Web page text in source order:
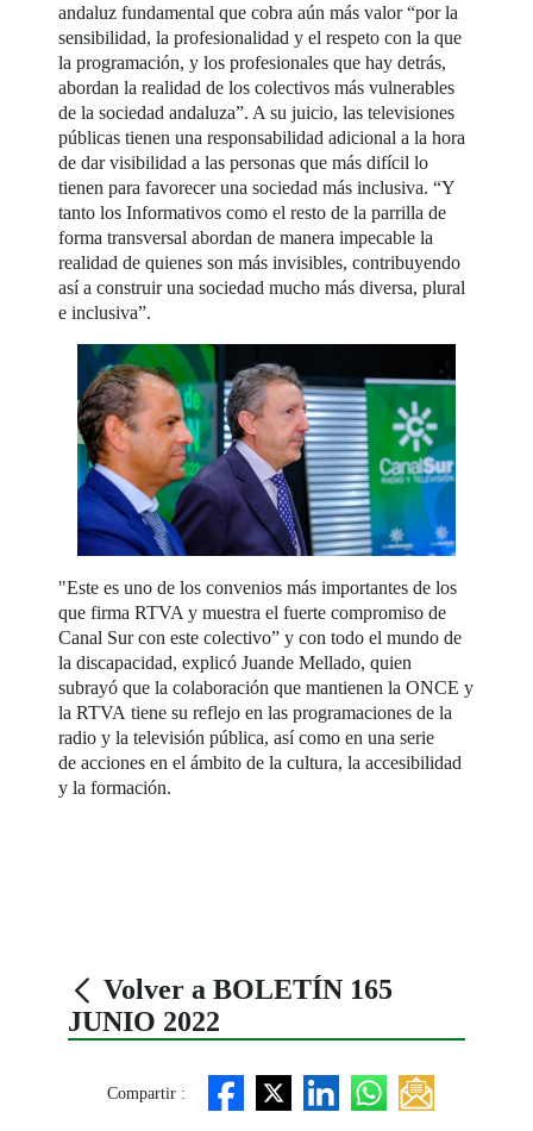
andaluz fundamental que cobra aún más valor “por la
sensibilidad, la profesionalidad y el respeto con la que
la programación, y los profesionales que hay detrás,
abordan la realidad de los colectivos más vulnerables
de la sociedad andaluza”. A su juicio, las televisiones
públicas tienen una responsabilidad adicional a la hora
de dar visibilidad a las personas que más difícil lo
tienen para favorecer una sociedad más inclusiva. “Y
tanto los Informativos como el resto de la parrilla de
forma transversal abordan de manera impecable la
realidad de quienes son más invisibles, contribuyendo
así a construir una sociedad mucho más diversa, plural
e inclusiva”.
"Este es uno de los convenios más importantes de los
que firma RTVA y muestra el fuerte compromiso de
Canal Sur con este colectivo” y con todo el mundo de
la discapacidad, explicó Juande Mellado, quien
subrayó que la colaboración que mantienen la ONCE y
la RTVA tiene su reflejo en las programaciones de la
radio y la televisión pública, así como en una serie
de acciones en el ámbito de la cultura, la accesibilidad
y la formación.
Volver a BOLETÍN 165
JUNIO 2022
Compartir :